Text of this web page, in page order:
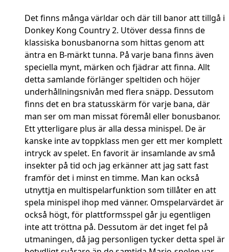
Det finns många världar och där till banor att tillgå i
Donkey Kong Country 2. Utöver dessa finns de
klassiska bonusbanorna som hittas genom att
äntra en B-märkt tunna. På varje bana finns även
speciella mynt, märken och fjädrar att finna. Allt
detta samlande förlänger speltiden och höjer
underhållningsnivån med flera snäpp. Dessutom
finns det en bra statusskärm för varje bana, där
man ser om man missat föremål eller bonusbanor.
Ett ytterligare plus är alla dessa minispel. De är
kanske inte av toppklass men ger ett mer komplett
intryck av spelet. En favorit är insamlande av små
insekter på tid och jag erkänner att jag satt fast
framför det i minst en timme. Man kan också
utnyttja en multispelarfunktion som tillåter en att
spela minispel ihop med vänner. Omspelarvärdet är
också högt, för plattformsspel går ju egentligen
inte att tröttna på. Dessutom är det inget fel på
utmaningen, då jag personligen tycker detta spel är